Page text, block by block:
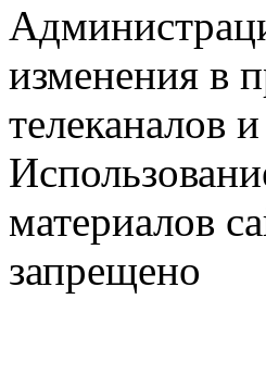
изменения в
телеканалов
материалов
запрещено